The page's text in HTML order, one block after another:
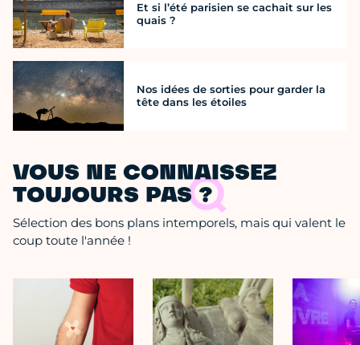
Et si l’été parisien se cachait sur les
quais ?
Nos idées de sorties pour garder la
tête dans les étoiles
VOUS NE CONNAISSEZ
TOUJOURS PAS ?
Sélection des bons plans intemporels, mais qui valent le
coup toute l'année !